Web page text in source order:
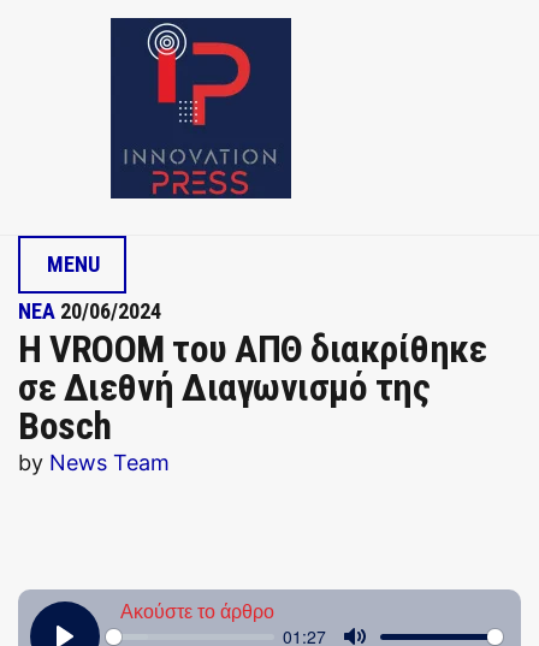
MENU
ΝΕΑ 20/06/2024
Η VROOM του ΑΠΘ διακρίθηκε
σε Διεθνή Διαγωνισμό της
Bosch
by News Team